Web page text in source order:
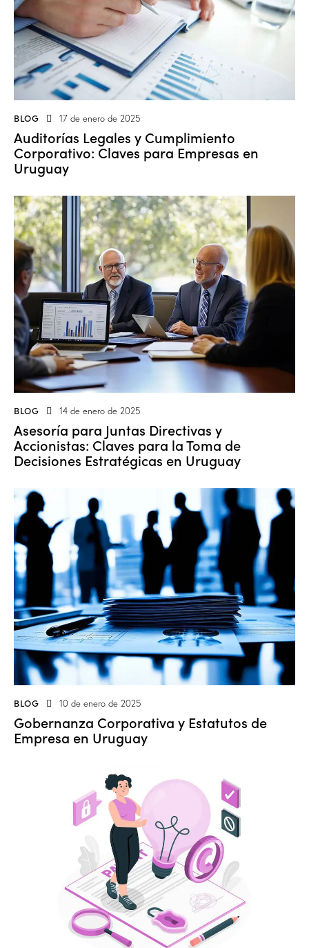
BLOG 17 de enero de 2025
Auditorías Legales y Cumplimiento
Corporativo: Claves para Empresas en
Uruguay
BLOG 14 de enero de 2025
Asesoría para Juntas Directivas y
Accionistas: Claves para la Toma de
Decisiones Estratégicas en Uruguay
BLOG 10 de enero de 2025
Gobernanza Corporativa y Estatutos de
Empresa en Uruguay